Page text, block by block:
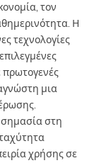
τον
Η
τεχνολογίες
πρωτογενές
μια
σημασία στη
χρήσης σε